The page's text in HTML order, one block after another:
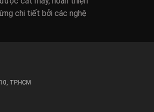
chi tiết bởi các nghệ
TP.HCM